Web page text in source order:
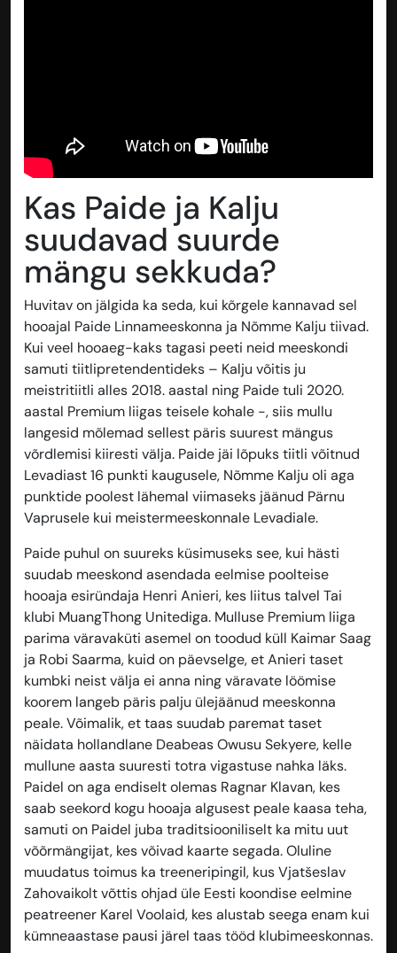
Kas Paide ja Kalju
suudavad suurde
mängu sekkuda?
Huvitav on jälgida ka seda, kui kõrgele kannavad sel
hooajal Paide Linnameeskonna ja Nõmme Kalju tiivad.
Kui veel hooaeg-kaks tagasi peeti neid meeskondi
samuti tiitlipretendentideks – Kalju võitis ju
meistritiitli alles 2018. aastal ning Paide tuli 2020.
aastal Premium liigas teisele kohale -, siis mullu
langesid mõlemad sellest päris suurest mängus
võrdlemisi kiiresti välja. Paide jäi lõpuks tiitli võitnud
Levadiast 16 punkti kaugusele, Nõmme Kalju oli aga
punktide poolest lähemal viimaseks jäänud Pärnu
Vaprusele kui meistermeeskonnale Levadiale.
Paide puhul on suureks küsimuseks see, kui hästi
suudab meeskond asendada eelmise poolteise
hooaja esiründaja Henri Anieri, kes liitus talvel Tai
klubi MuangThong Unitediga. Mulluse Premium liiga
parima väravaküti asemel on toodud küll Kaimar Saag
ja Robi Saarma, kuid on päevselge, et Anieri taset
kumbki neist välja ei anna ning väravate löömise
koorem langeb päris palju ülejäänud meeskonna
peale. Võimalik, et taas suudab paremat taset
näidata hollandlane Deabeas Owusu Sekyere, kelle
mullune aasta suuresti totra vigastuse nahka läks.
Paidel on aga endiselt olemas Ragnar Klavan, kes
saab seekord kogu hooaja algusest peale kaasa teha,
samuti on Paidel juba traditsiooniliselt ka mitu uut
võõrmängijat, kes võivad kaarte segada. Oluline
muudatus toimus ka treeneripingil, kus Vjatšeslav
Zahovaikolt võttis ohjad üle Eesti koondise eelmine
peatreener Karel Voolaid, kes alustab seega enam kui
kümneaastase pausi järel taas tööd klubimeeskonnas.